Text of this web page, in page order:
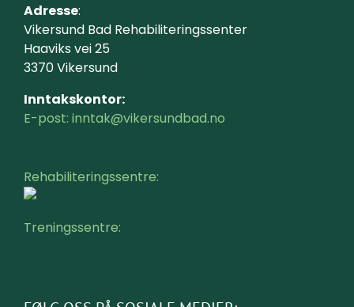
Adresse:
Vikersund Bad Rehabiliteringssenter
Haaviks vei 25
3370 Vikersund
Inntakskontor:
E-post: inntak@vikersundbad.no
Rehabiliteringssentre:
Treningssentre: